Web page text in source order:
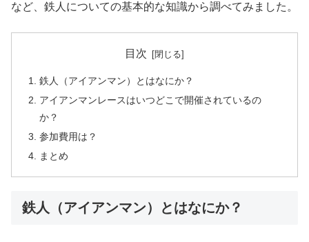
など、鉄人についての基本的な知識から調べてみました。
目次
鉄人（アイアンマン）とはなにか？
アイアンマンレースはいつどこで開催されているの
か？
参加費用は？
まとめ
鉄人（アイアンマン）とはなにか？